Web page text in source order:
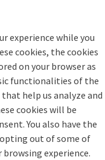
experience while you
cookies, the cookies
on your browser as
functionalities of the
help us analyze and
cookies will be
You also have the
out of some of
browsing experience.